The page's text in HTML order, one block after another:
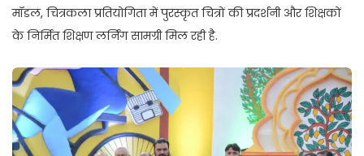
मॉडल, चित्रकला प्रतियोगिता में पुरस्कृत चित्रों की प्रदर्शनी और शिक्षकों
के निर्मित शिक्षण लर्निंग सामग्री मिल रही है.